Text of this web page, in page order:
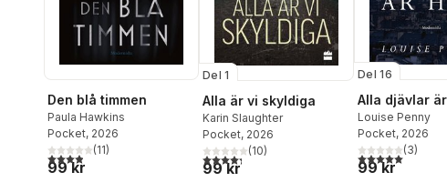
Den blå timmen
Paula Hawkins
Pocket, 2026
3,9utav 5 stjärnor. Totalt antal röster:
(11)
99 kr
Del 1
Alla är vi skyldiga
Karin Slaughter
Pocket, 2026
4,3utav 5 stjärnor. Totalt antal röster:
(10)
99 kr
Del 16
Alla djävlar
Louise Penny
Pocket, 2026
5,0utav 5(3)
99 kr